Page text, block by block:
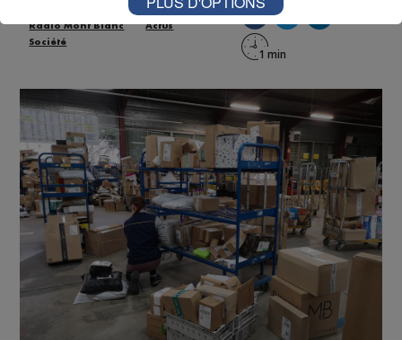
Radio Mont Blanc
Actus
Société